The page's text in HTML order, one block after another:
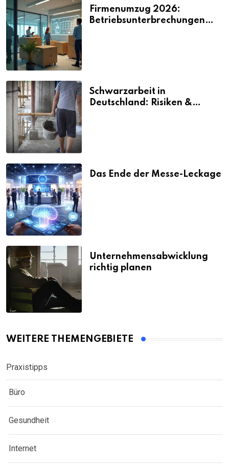
Firmenumzug 2026:
Betriebsunterbrechungen
Schwarzarbeit in
Deutschland: Risiken &
Das Ende der Messe-Leckage
Unternehmensabwicklung
richtig planen
WEITERE THEMENGEBIETE
Praxistipps
Büro
Gesundheit
Internet